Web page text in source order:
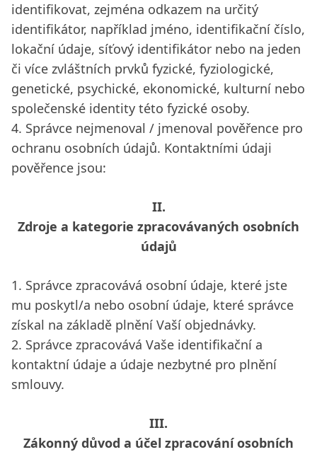
identifikovat, zejména odkazem na určitý
identifikátor, například jméno, identifikační číslo,
lokační údaje, síťový identifikátor nebo na jeden
či více zvláštních prvků fyzické, fyziologické,
genetické, psychické, ekonomické, kulturní nebo
společenské identity této fyzické osoby.
4. Správce nejmenoval / jmenoval pověřence pro
ochranu osobních údajů. Kontaktními údaji
pověřence jsou:
II.
Zdroje a kategorie zpracovávaných osobních
údajů
1. Správce zpracovává osobní údaje, které jste
mu poskytl/a nebo osobní údaje, které správce
získal na základě plnění Vaší objednávky.
2. Správce zpracovává Vaše identifikační a
kontaktní údaje a údaje nezbytné pro plnění
smlouvy.
III.
Zákonný důvod a účel zpracování osobních